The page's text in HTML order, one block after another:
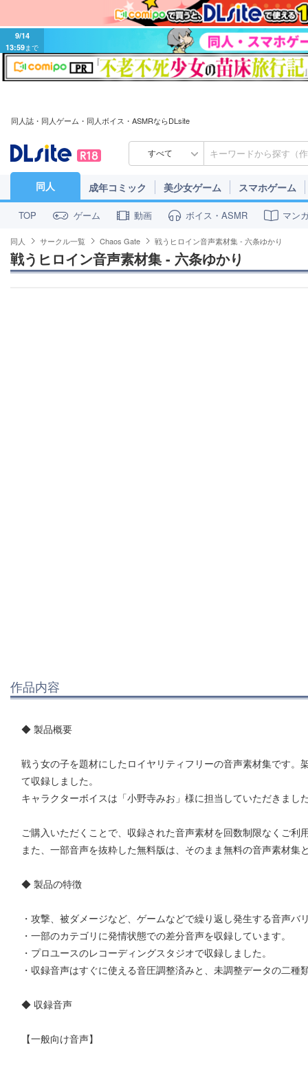
9/14
13:59まで
同人誌・同人ゲーム・同人ボイス・ASMRならDLsite
すべて
同人 成年コミック 美少女ゲーム スマホゲーム
TOP ゲーム 動画 ボイス・ASMR マン
同人 サークル一覧 Chaos Gate 戦うヒロイン音声素材集 - 六条ゆかり
戦うヒロイン音声素材集 - 六条ゆかり
作品内容
◆ 製品概要
戦う女の子を題材にしたロイヤリティフリーの音声素材集です。
て収録しました。
キャラクターボイスは「小野寺みお」様に担当していただきまし
ご購入いただくことで、収録された音声素材を回数制限なくご利
また、一部音声を抜粋した無料版は、そのまま無料の音声素材集
◆ 製品の特徴
・攻撃、被ダメージなど、ゲームなどで繰り返し発生する音声
・一部のカテゴリに発情状態での差分音声を収録しています。
・プロユースのレコーディングスタジオで収録しました。
・収録音声はすぐに使える音圧調整済みと、未調整データの二種
◆ 収録音声
【一般向け音声】